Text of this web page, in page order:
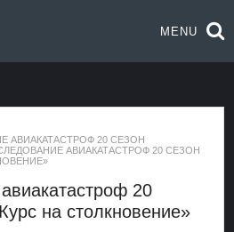
MENU
АВИАКАТАСТРОФ 20 СЕЗОН
АВИАКАТАСТРОФ 20 СЕЗОН
20
на столкновение»